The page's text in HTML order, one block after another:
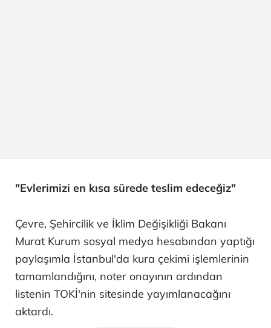
"Evlerimizi en kısa sürede teslim edeceğiz"
Çevre, Şehircilik ve İklim Değişikliği Bakanı
Murat Kurum sosyal medya hesabından yaptığı
paylaşımla İstanbul'da kura çekimi işlemlerinin
tamamlandığını, noter onayının ardından
listenin TOKİ'nin sitesinde yayımlanacağını
aktardı.